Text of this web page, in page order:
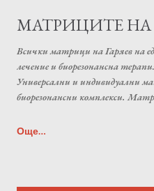
Пропускане към
МАТРИЦИТЕ НА
Всички матрици на Гаряев на
лечение и биорезонансна
Универсални и индивидуални
биорезонансни комплекси.
Още…